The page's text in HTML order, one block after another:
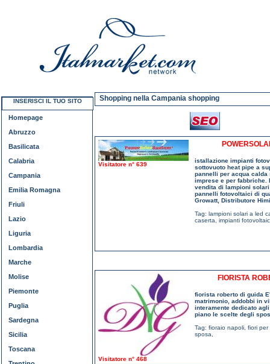
Shopping nella Campania shopping
Visitatore n° 639
istallazione impianti
sottovuoto heat pipe a
pannelli per acqua
imprese e per fabbriche.
vendita di lampioni
pannelli fotovoltaici di
Growatt, Distributore
Tag: lampioni solari a led
caserta
impianti
Visitatore n° 468
FIORISTA
fiorista roberto di guida
matrimonio, addobbi in
interamente dedicato
piano le scelte degli
Tag: fioraio napoli fiori per
sposa
INSERISCI IL TUO SITO
Homepage
Abruzzo
Basilicata
Calabria
Campania
Emilia Romagna
Friuli
Lazio
Liguria
Lombardia
Marche
Molise
Piemonte
Puglia
Sardegna
Sicilia
Toscana